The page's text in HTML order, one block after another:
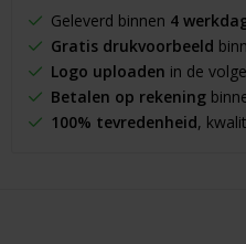
Geleverd binnen 4
Gratis drukvoorbeeld
Logo uploaden in de
Betalen op rekening
100% tevredenheid,